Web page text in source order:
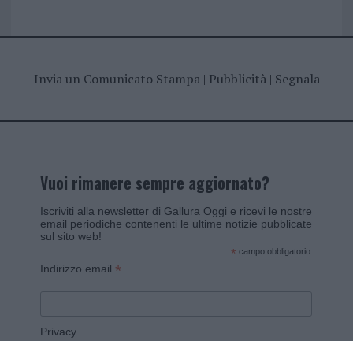
Invia un Comunicato Stampa| Pubblicità| Segnala
Vuoi rimanere sempre aggiornato?
Iscriviti alla newsletter di Gallura Oggi e ricevi le nostre
email periodiche contenenti le ultime notizie pubblicate
sul sito web!
* campo obbligatorio
Indirizzo email *
Privacy